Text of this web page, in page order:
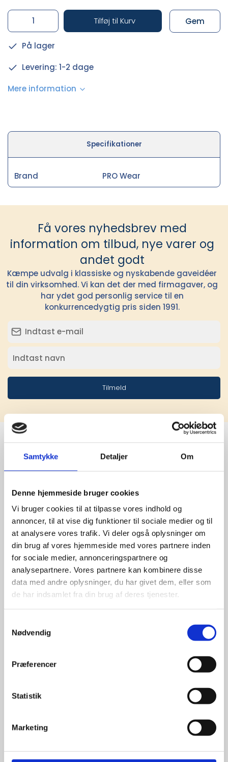
Samtykke Detaljer Om
Denne hjemmeside bruger cookies
Vi bruger cookies til at tilpasse vores indhold og
annoncer, til at vise dig funktioner til sociale medier og til
at analysere vores trafik. Vi deler også oplysninger om
din brug af vores hjemmeside med vores partnere inden
for sociale medier, annonceringspartnere og
analysepartnere. Vores partnere kan kombinere disse
data med andre oplysninger, du har givet dem, eller som
de har indsamlet fra din brug af deres tjenester.
Nødvendig
Præferencer
Statistik
Marketing
Tilføj til Kurv Gem
På lager
Levering: 1-2 dage
Mere information
Specifikationer
Brand PRO Wear
Få vores nyhedsbrev med
information om tilbud, nye varer og
andet godt
Kæmpe udvalg i klassiske og nyskabende gaveidéer
til din virksomhed. Vi kan det der med firmagaver, og
har ydet god personlig service til en
konkurrencedygtig pris siden 1991.
Tilmeld
Stærke
leverandører
giver større
udvalg
For at sikre høj kvalitet og stor
leveringssikkerhed samarbejder vi
med de største og mest
anerkendte leverandører inden for
idé til et konkret produkt, eller et